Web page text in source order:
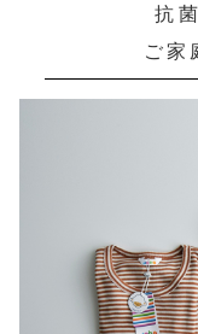
抗
ご家